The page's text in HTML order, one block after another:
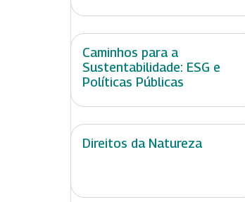
Caminhos para a
Sustentabilidade: ESG e
Políticas Públicas
Direitos da Natureza